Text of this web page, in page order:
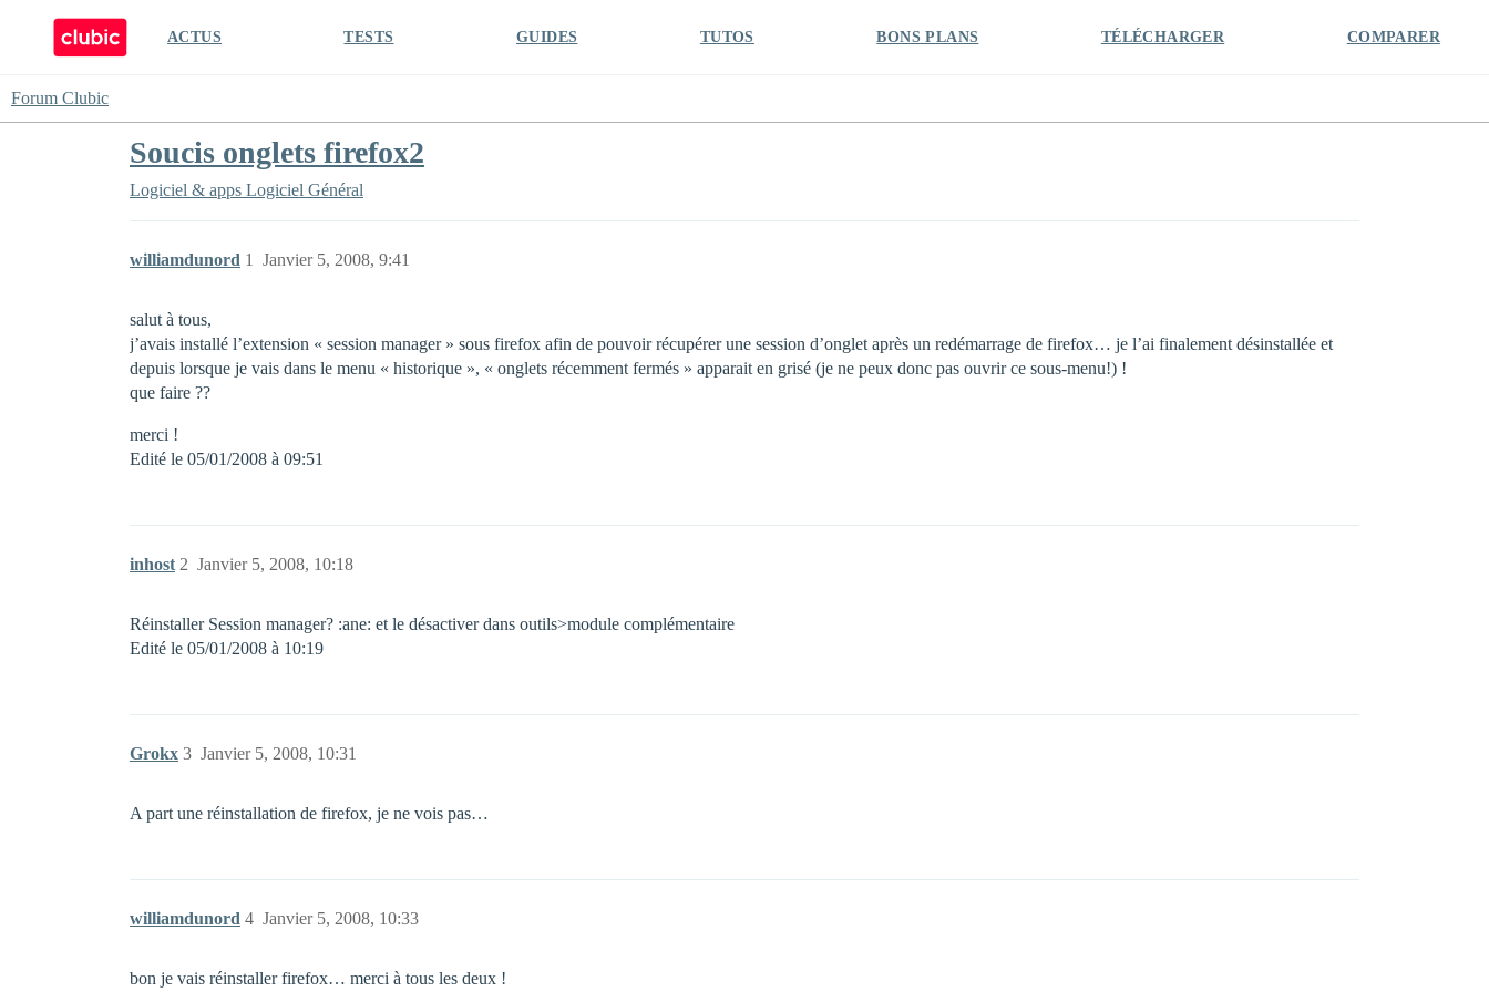
ACTUS TESTS GUIDES TUTOS BONS PLANS TÉLÉCHARGER COMPARER
Forum Clubic
Soucis onglets firefox2
Logiciel & apps Logiciel Général
williamdunord Janvier 5, 2008, 9:41
1
salut à tous,
j’avais installé l’extension « session manager » sous firefox afin de pouvoir récupérer une session d’onglet après un redémarrage de firefox… je l’ai finalement désinstallée et
depuis lorsque je vais dans le menu « historique », « onglets récemment fermés » apparait en grisé (je ne peux donc pas ouvrir ce sous-menu!) !
que faire ??
merci !
Edité le 05/01/2008 à 09:51
inhost Janvier 5, 2008, 10:18
2
Réinstaller Session manager? :ane: et le désactiver dans outils>module complémentaire
Edité le 05/01/2008 à 10:19
Grokx Janvier 5, 2008, 10:31
3
A part une réinstallation de firefox, je ne vois pas…
williamdunord Janvier 5, 2008, 10:33
4
bon je vais réinstaller firefox… merci à tous les deux !